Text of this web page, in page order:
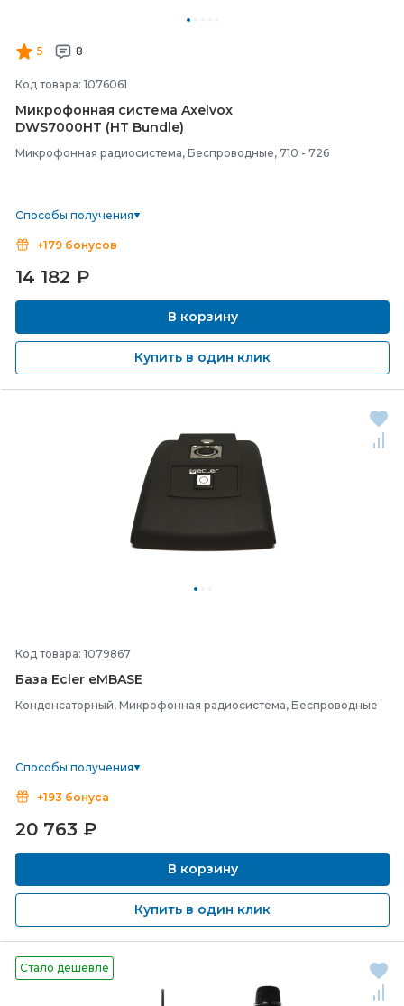
5 8
Код товара: 1076061
Микрофонная система Axelvox
DWS7000HT (HT Bundle)
Микрофонная радиосистема, Беспроводные, 710 - 726
Способы получения
+179 бонусов
14 182 ₽
В корзину
Купить в один клик
Код товара: 1079867
База Ecler eMBASE
Конденсаторный, Микрофонная радиосистема, Беспроводные
Способы получения
+193 бонуса
20 763 ₽
В корзину
Купить в один клик
Стало дешевле